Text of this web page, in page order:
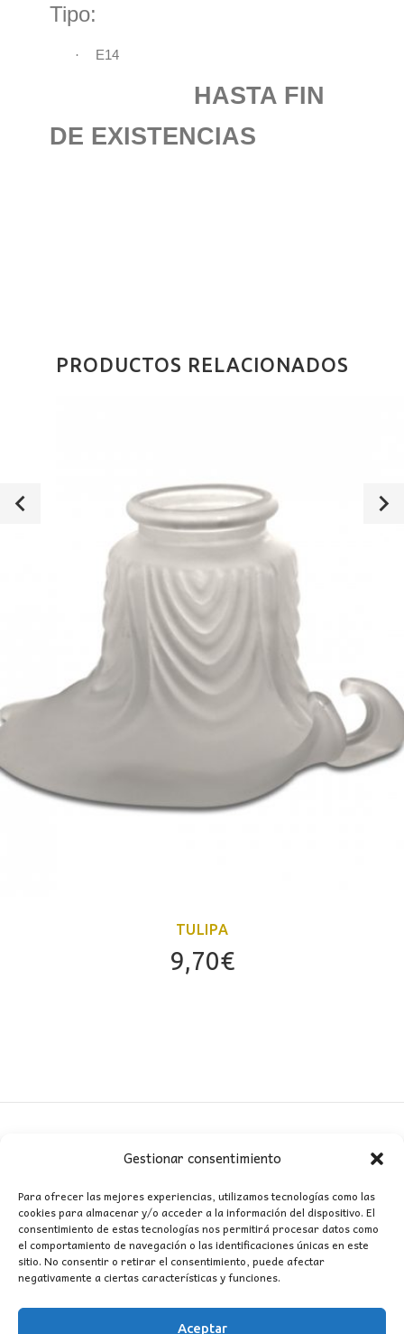
Gestionar consentimiento
Para ofrecer las mejores experiencias, utilizamos tecnologías como las
cookies para almacenar y/o acceder a la información del dispositivo. El
consentimiento de estas tecnologías nos permitirá procesar datos como
el comportamiento de navegación o las identificaciones únicas en este
sitio. No consentir o retirar el consentimiento, puede afectar
negativamente a ciertas características y funciones.
Aceptar
Tipo:
· E14
HASTA FIN
DE EXISTENCIAS
PRODUCTOS RELACIONADOS
TULIPA
9,70€
MI CUENTA
INFORMACIÓN
WhatsApp
TikTok
Instagram